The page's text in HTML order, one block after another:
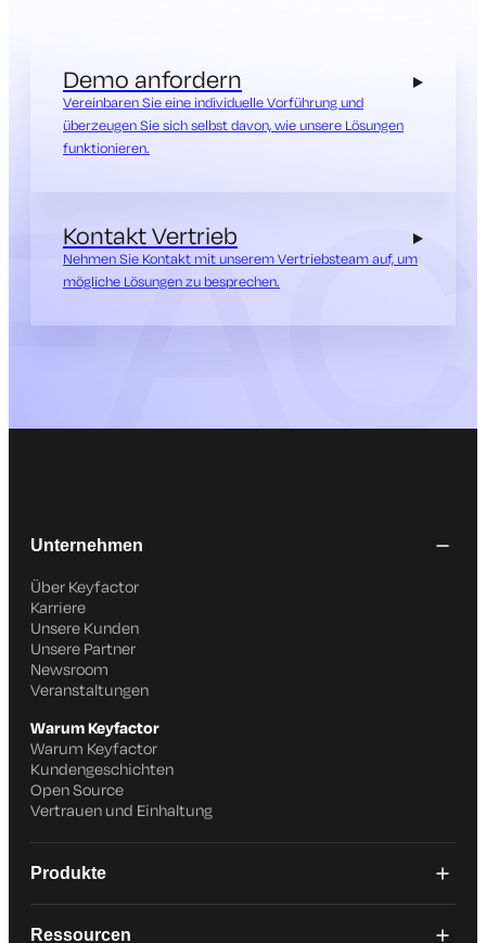
Demo anfordern
Vereinbaren Sie eine individuelle Vorführung und
überzeugen Sie sich selbst davon, wie unsere Lösungen
funktionieren.
Kontakt Vertrieb
Nehmen Sie Kontakt mit unserem Vertriebsteam auf, um
mögliche Lösungen zu besprechen.
Unternehmen
Über Keyfactor
Karriere
Unsere Kunden
Unsere Partner
Newsroom
Veranstaltungen
Warum Keyfactor
Warum Keyfactor
Kundengeschichten
Open Source
Vertrauen und Einhaltung
Produkte
Ressourcen